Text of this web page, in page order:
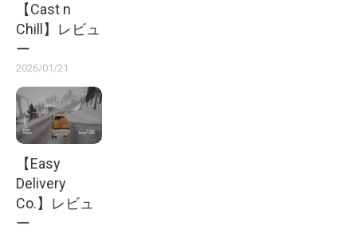
【Cast n
Chill】レビュ
ー
2026/01/21
【Easy
Delivery
Co.】レビュ
ー